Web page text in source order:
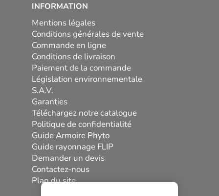
INFORMATION
Mentions légales
Conditions générales de vente
Commande en ligne
Conditions de livraison
Paiement de la commande
Législation environnementale
S.A.V.
Garanties
Téléchargez notre catalogue
Politique de confidentialité
Guide Armoire Phyto
Guide rayonnage FLIP
Demander un devis
Contactez-nous
Plan du site